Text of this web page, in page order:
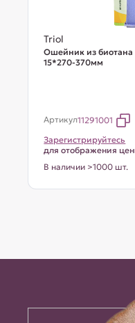
Triol
Ошейник из
15*270-370мм
Артикул11291001
Зарегистрируйтесь
для отображения
В наличии >1000 шт.